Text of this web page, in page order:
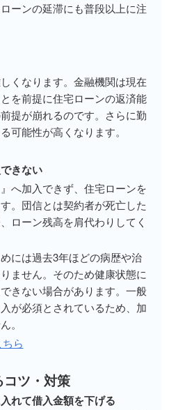
ーンの延滞にも普段以上に注
くなります。金融機関は現在
を前提に住宅ローンの返済能
提が崩れるのです。さらに勤
可能性が高くなります。
きない
へ加入できず、住宅ローンを
。団信とは契約者が死亡した
ローン残高を肩代わりしてく
には過去3年ほどの病歴や治
ません。そのため健康状態に
きない場合があります。一般
が必須とされているため、加
。
ら
ツ・対策
れて借入金額を下げる